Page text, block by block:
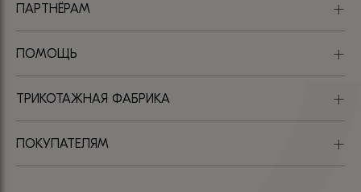
ПАРТНЁРАМ
ПОМОЩЬ
ТРИКОТАЖНАЯ ФАБРИКА
ПОКУПАТЕЛЯМ